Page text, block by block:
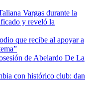
Vargas durante la
y reveló la
que recibe al apoyar a
de Abelardo De La
con histórico club: dan